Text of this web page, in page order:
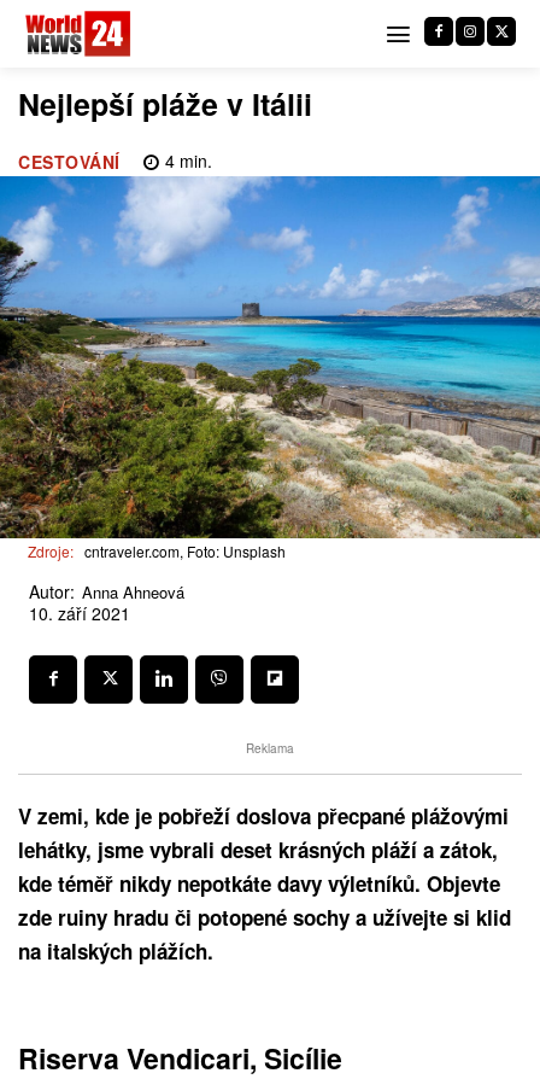
Nejlepší pláže v Itálii
CESTOVÁNÍ 4min.
Zdroje: cntraveler.com, Foto: Unsplash
Autor: Anna Ahneová
10. září 2021
Reklama
V zemi, kde je pobřeží doslova přecpané plážovými
lehátky, jsme vybrali deset krásných pláží a zátok,
kde téměř nikdy nepotkáte davy výletníků. Objevte
zde ruiny hradu či potopené sochy a užívejte si klid
na italských plážích.
Riserva Vendicari, Sicílie